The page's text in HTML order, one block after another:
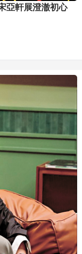
兩詞 多面驚喜 衝破流量標籤 宋亞軒展澄澈初心